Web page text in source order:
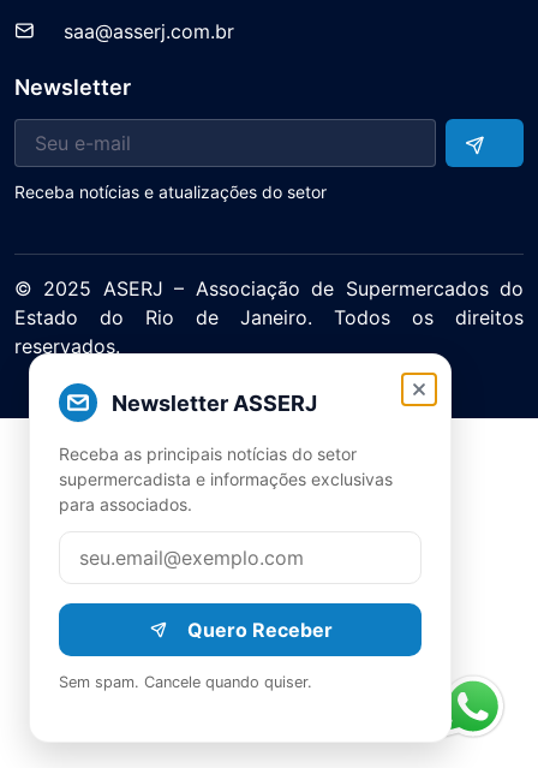
Newsletter ASSERJ
Receba as principais notícias do setor
supermercadista e informações exclusivas
para associados.
Quero Receber
Sem spam. Cancele quando quiser.
saa@asserj.com.br
Newsletter
Receba notícias e atualizações do setor
© 2025 ASERJ – Associação de Supermercados do
Estado do Rio de Janeiro. Todos os direitos
reservados.
Política de Privacidade Termos de Uso